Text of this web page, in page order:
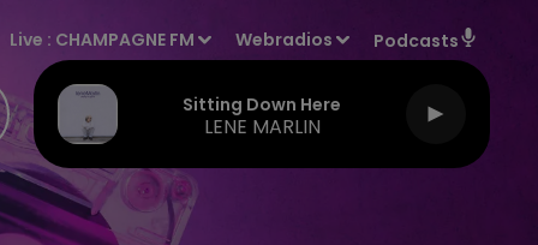
Live : CHAMPAGNE FM Webradios Podcasts
Sitting Down Here
LENE MARLIN